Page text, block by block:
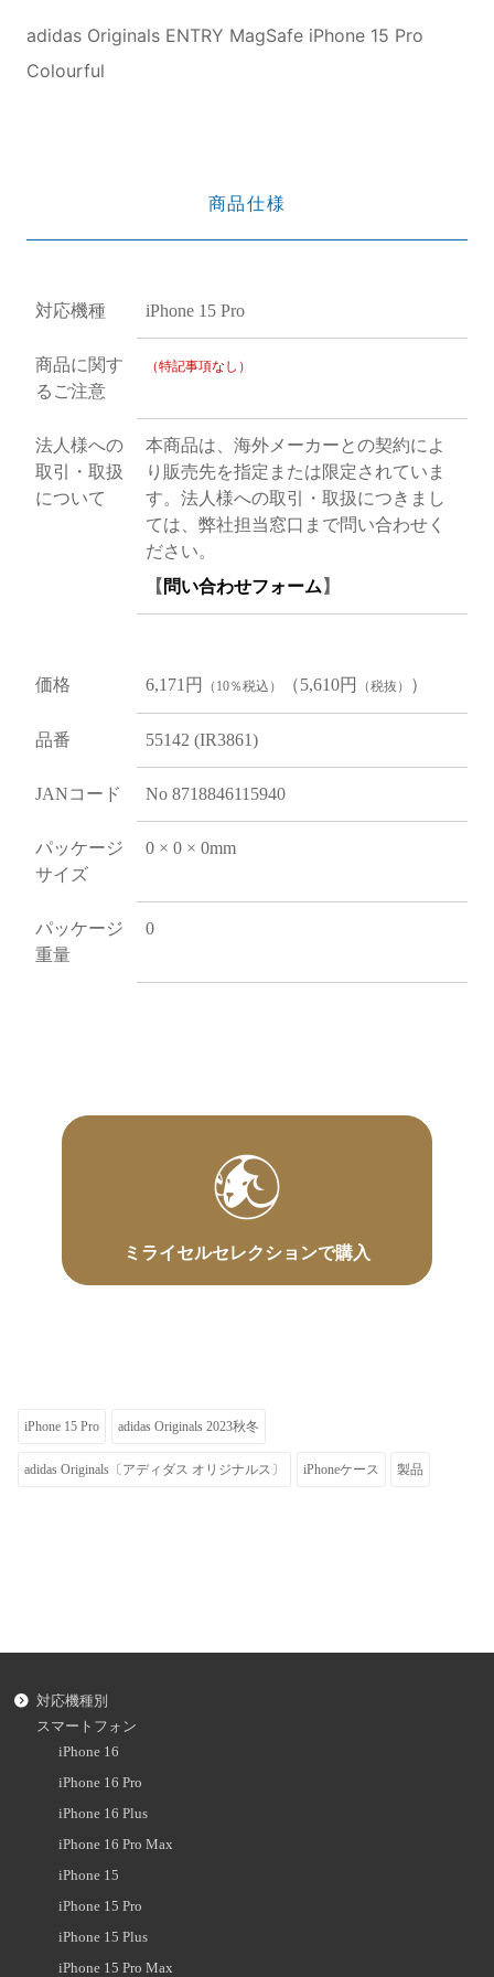
adidas Originals ENTRY MagSafe iPhone 15 Pro
Colourful
商品仕様
対応機種 iPhone 15 Pro
商品に関す
るご注意
（特記事項なし）
法人様への
取引・取扱
について
本商品は、海外メーカーとの契約によ
り販売先を指定または限定されていま
す。法人様への取引・取扱につきまし
ては、弊社担当窓口まで問い合わせく
ださい。
【 問い合わせフォーム 】
価格 6,171円 （10％税込） （5,610円 （税抜） ）
品番 55142 (IR3861)
JANコード No 8718846115940
パッケージ
サイズ
0 × 0 × 0mm
パッケージ
重量
0
ミライセルセレクションで購入
iPhone 15 Pro adidas Originals 2023秋冬
adidas Originals〔アディダス オリジナルス〕 iPhoneケース 製品
対応機種別
スマートフォン
iPhone 16
iPhone 16 Pro
iPhone 16 Plus
iPhone 16 Pro Max
iPhone 15
iPhone 15 Pro
iPhone 15 Plus
iPhone 15 Pro Max